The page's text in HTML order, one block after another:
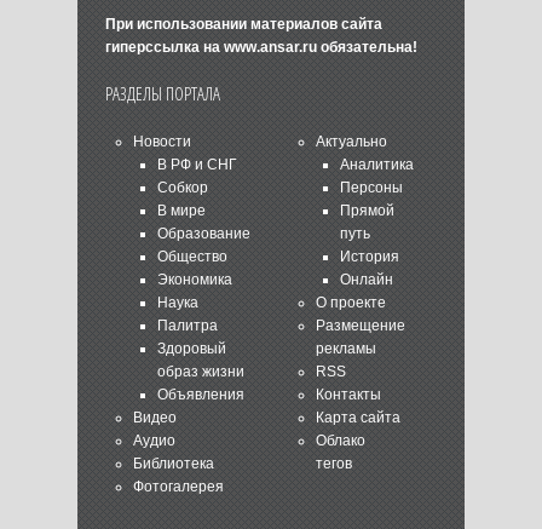
При использовании материалов сайта
гиперссылка на www.ansar.ruобязательна!
РАЗДЕЛЫ ПОРТАЛА
Новости
В РФ и СНГ
Собкор
В мире
Образование
Общество
Экономика
Наука
Палитра
Здоровый
образ жизни
Объявления
Видео
Аудио
Библиотека
Фотогалерея
Актуально
Аналитика
Персоны
Прямой
путь
История
Онлайн
О проекте
Размещение
рекламы
RSS
Контакты
Карта сайта
Облако
тегов